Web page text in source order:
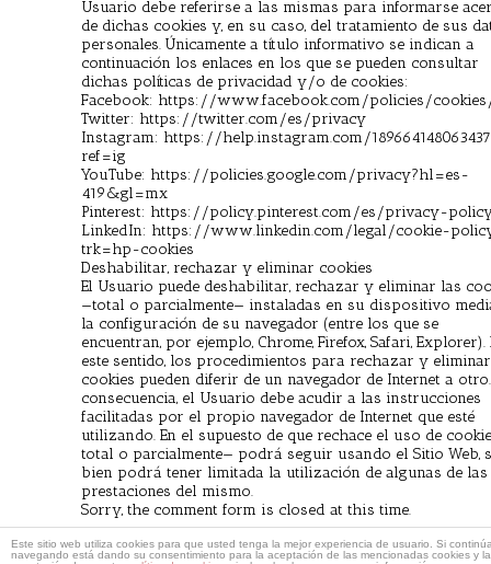
Usuario debe referirse a las mismas para informarse
de dichas cookies y, en su caso, del tratamiento de sus
personales. Únicamente a título informativo se indican a
continuación los enlaces en los que se pueden consultar
dichas políticas de privacidad y/o de cookies:
Facebook: https://www.facebook.com/policies/
Twitter: https://twitter.com/es/privacy
Instagram: https://help.instagram.com/
ref=ig
YouTube: https://policies.google.com/privacy?hl=es-
419&gl=mx
Pinterest: https://policy.pinterest.com/es/privacy-
LinkedIn: https://www.linkedin.com/legal/cookie-
trk=hp-cookies
Deshabilitar, rechazar y eliminar cookies
El Usuario puede deshabilitar, rechazar y eliminar las
—total o parcialmente— instaladas en su dispositivo
la configuración de su navegador (entre los que se
encuentran, por ejemplo, Chrome, Firefox, Safari, Explorer).
este sentido, los procedimientos para rechazar y
cookies pueden diferir de un navegador de Internet a
consecuencia, el Usuario debe acudir a las instrucciones
facilitadas por el propio navegador de Internet que esté
utilizando. En el supuesto de que rechace el uso de
total o parcialmente— podrá seguir usando el Sitio Web,
bien podrá tener limitada la utilización de algunas de las
prestaciones del mismo.
Sorry, the comment form is closed at this time.
Este sitio web utiliza cookies para que usted tenga la mejor experiencia de usuario. Si
navegando está dando su consentimiento para la aceptación de las mencionadas cookies y la